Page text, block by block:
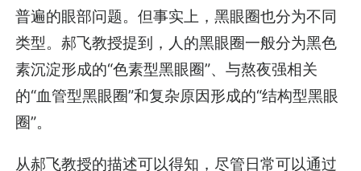
普遍的眼部问题。但事实上，黑眼圈也分为不同
类型。郝飞教授提到，人的黑眼圈一般分为黑色
素沉淀形成的“色素型黑眼圈”、与熬夜强相关
的“血管型黑眼圈”和复杂原因形成的“结构型黑眼
圈”。
从郝飞教授的描述可以得知，尽管日常可以通过